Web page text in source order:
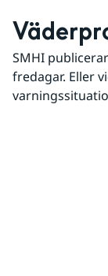
SMHI
fredagar. Eller